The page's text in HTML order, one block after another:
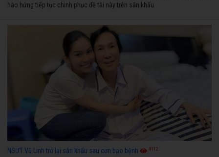
hào hứng tiếp tục chinh phục đề tài này trên sân khấu
NSƯT Vũ Linh trở lại sân khấu sau cơn bạo bệnh 4112